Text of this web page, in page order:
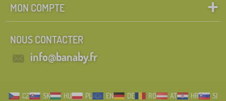
MON COMPTE
NOUS CONTACTER
info@banaby.fr
CZ SK HU PL EN DE RO AT HR
SI